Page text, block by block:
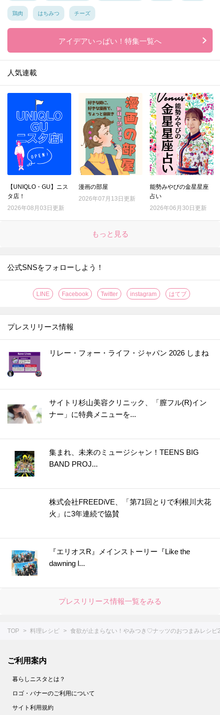
鶏肉 はちみつ チーズ
アイデアいっぱい！特集一覧へ
人気連載
【UNIQLO・GU】ニス
タ店！
2026年08月03日更新
漫画の部屋
2026年07月13日更新
能勢みやびの金星星座
占い
2026年06月30日更新
もっと見る
公式SNSをフォローしよう！
LINE Facebook Twitter instagram はてブ
プレスリリース情報
リレー・フォー・ライフ・ジャパン 2026 しまね
サイトリ杉山美容クリニック、「膣フル(R)イン
ナー」に特典メニューを...
集まれ、未来のミュージシャン！TEENS BIG
BAND PROJ...
株式会社FREEDiVE、「第71回とりで利根川大花
火」に3年連続で協賛
『エリオスR』メインストーリー『Like the
dawning l...
プレスリリース情報一覧をみる
TOP 料理レシピ 食欲が止まらない！やみつき♡ナッツのおつまみレシピ
ご利用案内
暮らしニスタとは？
ロゴ・バナーのご利用について
サイト利用規約